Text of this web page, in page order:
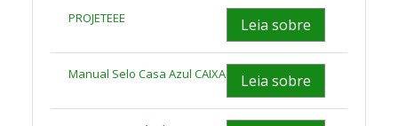
PROJETEEE Leia sobre
Manual Selo Casa Azul CAIXA Leia sobre